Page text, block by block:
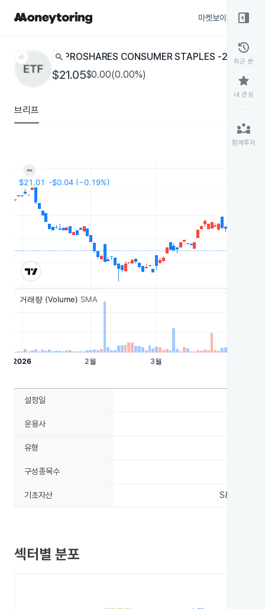
마켓보이스
star search PROSHARES CONSUMER STAPLES -2X SZK ETF
$21.05$0.00(0.00%)
브리프
right_panel_open
history
최근 본
star
내 관심
partner_exchange
함께투자